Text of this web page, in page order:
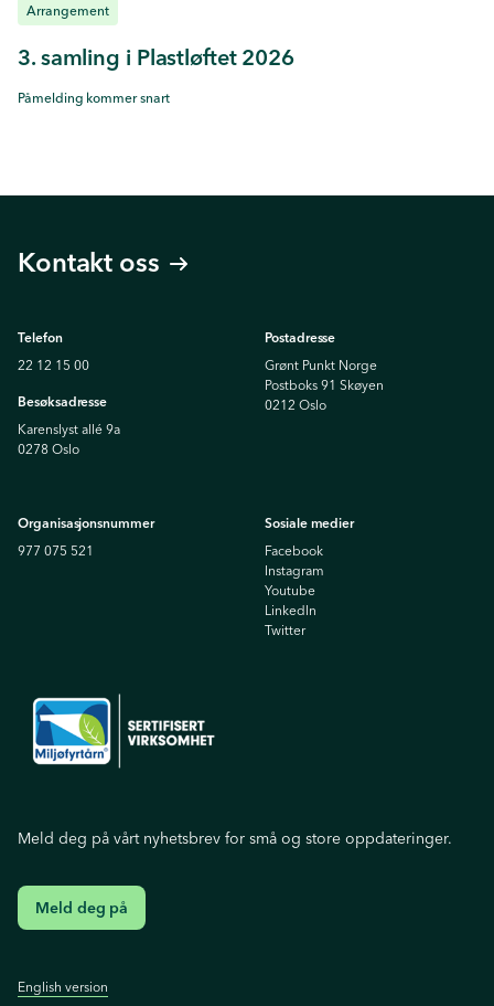
Arrangement
3. samling i Plastløftet 2026
Påmelding kommer snart
Kontakt oss
Telefon
22 12 15 00
Besøksadresse
Karenslyst allé 9a
0278 Oslo
Postadresse
Grønt Punkt Norge
Postboks 91 Skøyen
0212 Oslo
Organisasjonsnummer
977 075 521
Sosiale medier
Facebook
Instagram
Youtube
Linkedln
Twitter
Meld deg på vårt nyhetsbrev for små og store oppdateringer.
Meld deg på
English version